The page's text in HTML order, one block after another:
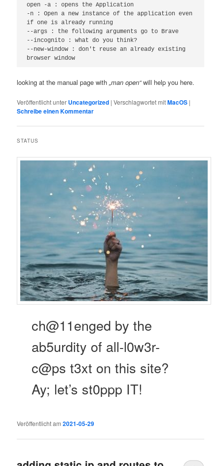
open -a : opens the Application
-n : Open a new instance of the application even
if one is already running
--args : the following arguments go to Brave
--incognito : what do you think?
--new-window : don't reuse an already existing
browser window
looking at the manual page with„man open“will help you here.
Veröffentlicht unter Uncategorized |Verschlagwortet mitMacOS |
Schreibe einen Kommentar
STATUS
ch@11enged by the
ab5urdity of all-l0w3r-
c@ps t3xt on this site?
Ay; let’s st0ppp IT!
Veröffentlicht am2021-05-29